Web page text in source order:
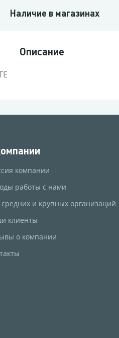
Наличие в магазинах
Описание
компании
работы с нами
и крупных организаций
клиенты
о компании